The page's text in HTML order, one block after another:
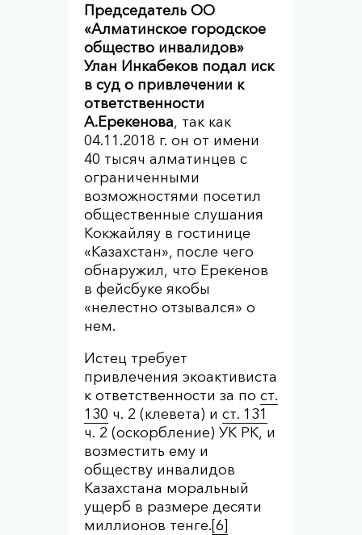
Председатель ОО
«Алматинское городское
общество инвалидов»
Улан Инкабеков подал иск
в суд о привлечении к
ответственности
А.Ерекенова, так как
04.11.2018 г. он от имени
40 тысяч алматинцев с
ограниченными
возможностями посетил
общественные слушания
Кокжайляу в гостинице
«Казахстан», после чего
обнаружил, что Ерекенов
в фейсбуке якобы
«нелестно отзывался» о
нем.
Истец требует
привлечения экоактивиста
к ответственности за по ст.
130 ч. 2 (клевета) и ст. 131
ч. 2 (оскорбление) УК РК, и
возместить ему и
обществу инвалидов
Казахстана моральный
ущерб в размере десяти
миллионов тенге.[6]